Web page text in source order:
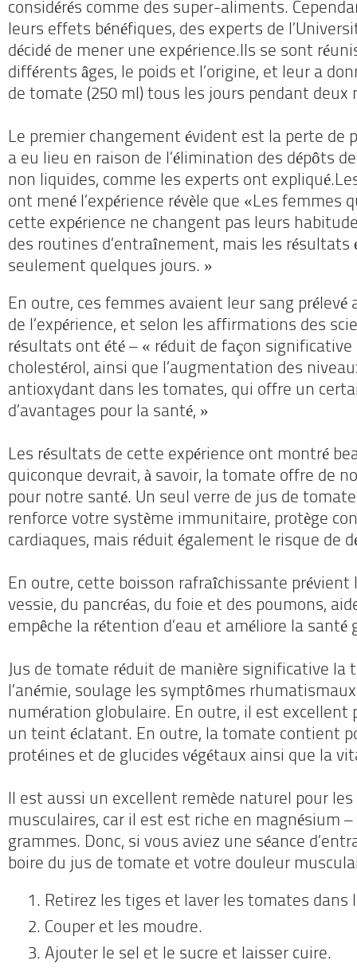
considérés comme des super-aliments.
leurs effets bénéfiques, des experts de
décidé de mener une expérience.Ils se sont
différents âges, le poids et l’origine, et leur a
de tomate (250 ml) tous les jours pendant deux
Le premier changement évident est la perte de
a eu lieu en raison de l’élimination des dépôts
non liquides, comme les experts ont expliqué.
ont mené l’expérience révèle que «Les femmes
cette expérience ne changent pas leurs
des routines d’entraînement, mais les résultats
seulement quelques jours. »
En outre, ces femmes avaient leur sang prélevé
de l’expérience, et selon les affirmations des
résultats ont été – « réduit de façon significative
cholestérol, ainsi que l’augmentation des
antioxydant dans les tomates, qui offre un
d’avantages pour la santé, »
Les résultats de cette expérience ont montré
quiconque devrait, à savoir, la tomate offre de
pour notre santé. Un seul verre de jus de
renforce votre système immunitaire, protège
cardiaques, mais réduit également le risque de
En outre, cette boisson rafraîchissante prévient
vessie, du pancréas, du foie et des poumons,
empêche la rétention d’eau et améliore la santé
Jus de tomate réduit de manière significative la
l’anémie, soulage les symptômes
numération globulaire. En outre, il est excellent
un teint éclatant. En outre, la tomate contient
protéines et de glucides végétaux ainsi que la
Il est aussi un excellent remède naturel pour les
musculaires, car il est est riche en magnésium –
grammes. Donc, si vous aviez une séance
boire du jus de tomate et votre douleur
Retirez les tiges et laver les tomates dans
Couper et les moudre.
Ajouter le sel et le sucre et laisser cuire.